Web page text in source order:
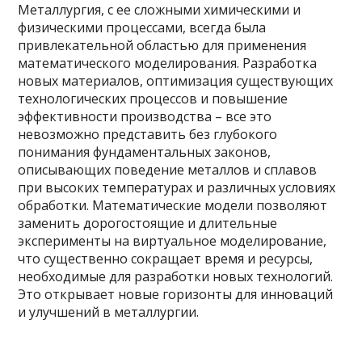
Металлургия, с ее сложными химическими и
физическими процессами, всегда была
привлекательной областью для применения
математического моделирования. Разработка
новых материалов, оптимизация существующих
технологических процессов и повышение
эффективности производства – все это
невозможно представить без глубокого
понимания фундаментальных законов,
описывающих поведение металлов и сплавов
при высоких температурах и различных условиях
обработки. Математические модели позволяют
заменить дорогостоящие и длительные
эксперименты на виртуальное моделирование,
что существенно сокращает время и ресурсы,
необходимые для разработки новых технологий.
Это открывает новые горизонты для инноваций
и улучшений в металлургии.